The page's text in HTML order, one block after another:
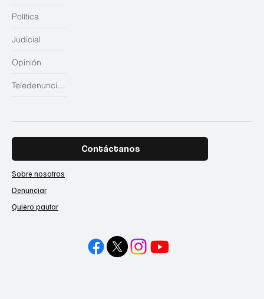
Judicial
Opinión
Teledenuncias
Política
Contáctanos
Sobre nosotros
Denunciar
Quiero pautar